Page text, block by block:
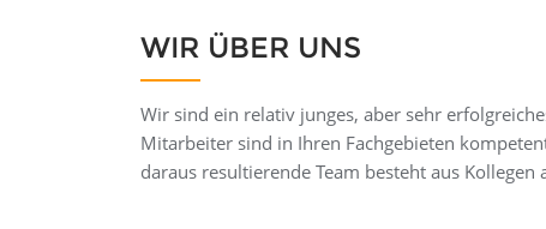
WIR ÜBER UNS
Wir sind ein relativ junges, aber sehr
Mitarbeiter sind in Ihren Fachgebieten
daraus resultierende Team besteht aus Kollegen